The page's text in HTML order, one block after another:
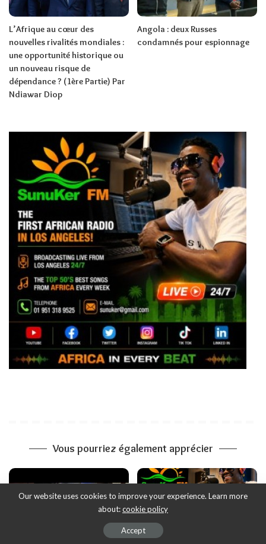
L’Afrique au cœur des
nouvelles rivalités mondiales :
une opportunité historique ou
un nouveau risque de
dépendance ? (1ère Partie) Par
Ndiawar Diop
Angola : deux Russes
condamnés pour espionnage
Vous pourriez également apprécier
EMISSIONS
Our website uses cookies to improve your experience. Learn more
about:cookie policy
Accept